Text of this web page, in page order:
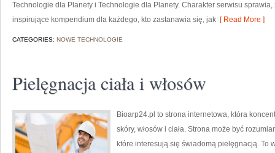
Technologie dla Planety i Technologie dla Planety. Charakter serwisu sprawia,
inspirujące kompendium dla każdego, kto zastanawia się, jak [ Read More ]
CATEGORIES: NOWE TECHNOLOGIE
Pielęgnacja ciała i włosów
Bioarp24.pl to strona internetowa, która
skóry, włosów i ciała. Strona może być
które interesują się świadomą pielęgnacją. To